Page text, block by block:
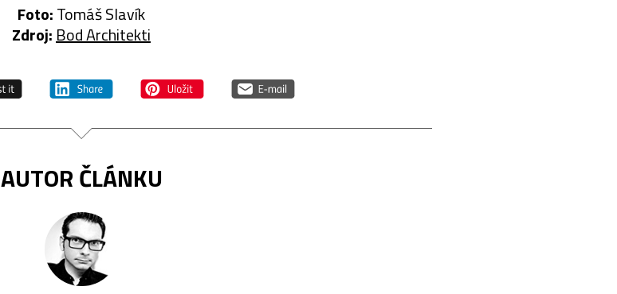
Foto:Tomáš Slavík
Zdroj: Bod Architekti
AUTOR ČLÁNKU